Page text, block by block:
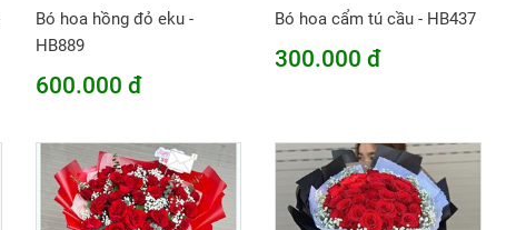
Bó hoa hồng đỏ eku -
HB889
600.000 đ
Bó hoa cẩm tú cầu - HB437
300.000 đ